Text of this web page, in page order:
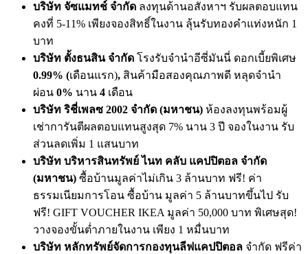
บริษัท จัซแมทช์ จำกัด ลงทุนด้านอสังหาฯ รับผลตอบแทน
คงที่ 5-11% เพียงจองสิทธิ์ในงาน ลุ้นรับทองคำแท่งหนัก 1
บาท
บริษัท ตั้งธนสิน จำกัด โรงรับจำนำอีซี่มันนี่ ดอกเบี้ยพิเศษ
0.99% (เดือนแรก), สินค้ามือสองคุณภาพดี หลุดจำนำ
ผ่อน 0% นาน 4 เดือน
บริษัท ริชี่เพลซ 2002 จำกัด (มหาชน) ห้องลงทุนพร้อมผู้
เช่าการันตีผลตอบแทนสูงสุด 7% นาน 3 ปี จองในงาน รับ
ส่วนลดเพิ่ม 1 แสนบาท
บริษัท บริหารสินทรัพย์ ไนท คลับ แคปปิตอล จำกัด
(มหาชน) ซื้อบ้านมูลค่าไม่เกิน 3 ล้านบาท ฟรี! ค่า
ธรรมเนียมการโอน ซื้อบ้าน มูลค่า 5 ล้านบาทขึ้นไป รับ
ฟรี! GIFT VOUCHER IKEA มูลค่า 50,000 บาท พิเศษสุด!
วางจองขั้นต่ำภายในงาน เพียง 1 หมื่นบาท
บริษัท หลักทรัพย์จัดการกองทุนลีฟแคปปิตอล จำกัด ฟรีค่า